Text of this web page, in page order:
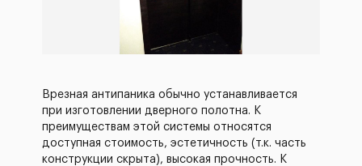
Врезная антипаника обычно устанавливается
при изготовлении дверного полотна. К
преимуществам этой системы относятся
доступная стоимость, эстетичность (т.к. часть
конструкции скрыта), высокая прочность. К